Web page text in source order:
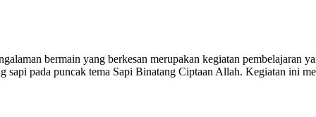
bermain yang berkesan merupakan kegiatan pembelajaran
sapi pada puncak tema Sapi Binatang Ciptaan Allah. Kegiatan ini